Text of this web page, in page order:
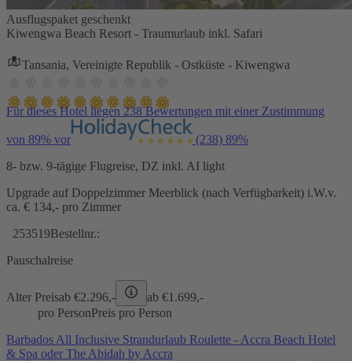
Ausflugspaket geschenkt
Kiwengwa Beach Resort - Traumurlaub inkl. Safari
Tansania, Vereinigte Republik - Ostküste - Kiwengwa
Für dieses Hotel liegen 238 Bewertungen mit einer Zustimmung
von 89% vor (238) 89%
8- bzw. 9-tägige Flugreise, DZ inkl. AI light
Upgrade auf Doppelzimmer Meerblick (nach Verfügbarkeit) i.W.v.
ca. € 134,- pro Zimmer
253519Bestellnr.:
Pauschalreise
Alter Preisab €2.296,- ab €1.699,-
pro PersonPreis pro Person
Barbados All Inclusive Strandurlaub Roulette - Accra Beach Hotel
& Spa oder The Abidah by Accra